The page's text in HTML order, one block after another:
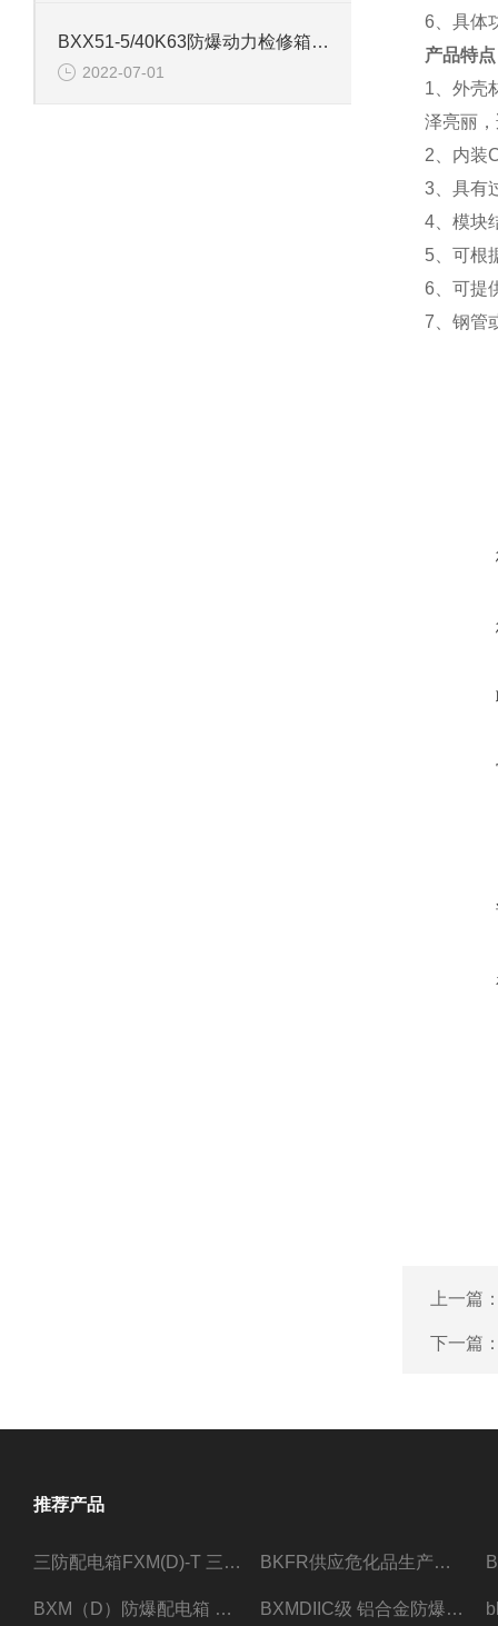
BXX51-5/40K63防爆动力检修箱 带塑壳总开关配电箱
2022-07-01
6、具体
产品特
1、外壳
泽亮丽
2、内装
3、具有
4、模块
5、可根
6、可提
7、钢管
上一篇
下一篇
推荐产品
三防配电箱FXM(D)-T 三防型黑色工程塑料 BKFR供应危化品生产车间1.5匹2匹3匹5匹防爆空调
BXM（D）防爆配电箱 防爆照明动力箱厂家 定做 BXMDIIC级 铝合金防爆照明动力配电箱 加工定做